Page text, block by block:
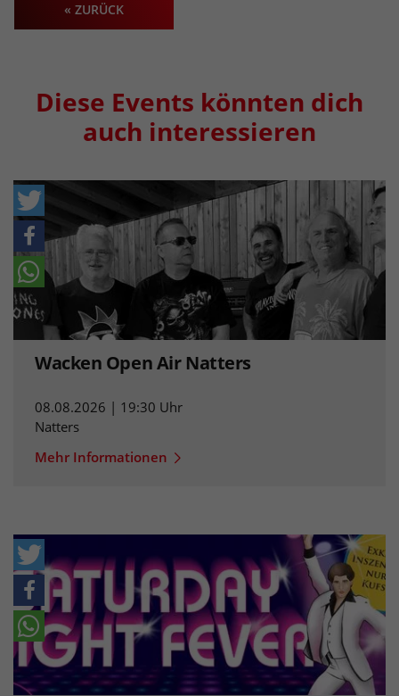
« ZURÜCK
Diese Events könnten dich
auch interessieren
Wacken Open Air Natters
08.08.2026 | 19:30 Uhr
Natters
Mehr Informationen